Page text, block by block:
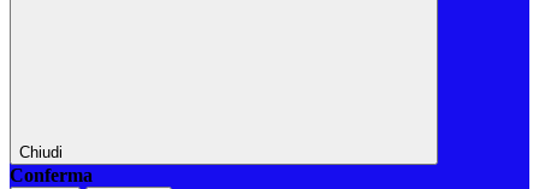
Chiudi
Conferma